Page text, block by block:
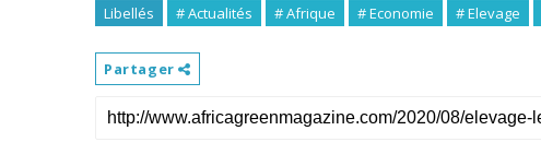
Libellés # Actualités # Afrique # Economie # Elevage
Partager